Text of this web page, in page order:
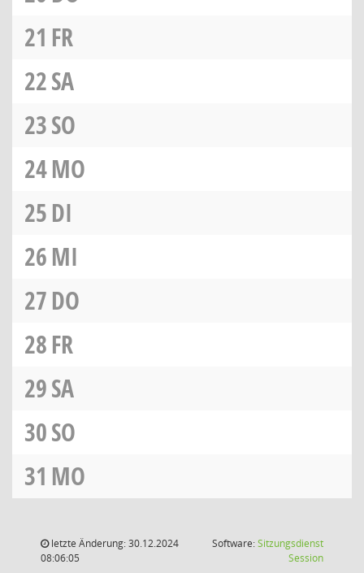
21 FR
22SA
23SO
24MO
25DI
26MI
27DO
28FR
29SA
30SO
31 MO
letzte Änderung: 30.12.2024
08:06:05
Software:Sitzungsdienst
Session(Wird in